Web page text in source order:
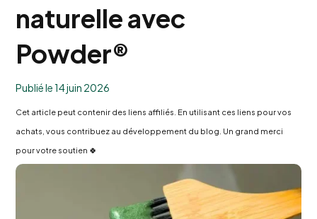
naturelle avec
Powder®
Publié le 14 juin 2026
Cet article peut contenir des liens affiliés. En utilisant ces liens pour vos
achats, vous contribuez au développement du blog. Un grand merci
pour votre soutien 🍀